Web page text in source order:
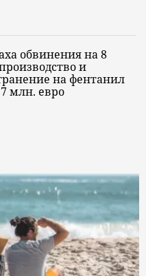
обвинения на 8
и
на фентанил
млн. евро